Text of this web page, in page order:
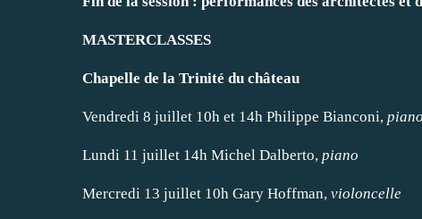
MASTERCLASSES
Chapelle de la Trinité du château
Vendredi 8 juillet 10h et 14h Philippe Bianconi, piano
Lundi 11 juillet 14h Michel Dalberto, piano
Mercredi 13 juillet 10h Gary Hoffman, violoncelle